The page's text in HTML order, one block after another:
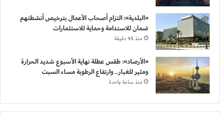
«البلدية»: التزام أصحاب الأعمال بترخيص أنشطتهم
ضمان للاستدامة وحماية للاستثمارات
منذ 45 دقيقة
«الأرصاد»: طقس عطلة نهاية الأسبوع شديد الحرارة
ومثير للغبار.. وارتفاع الرطوبة مساء السبت
منذ ساعة واحدة